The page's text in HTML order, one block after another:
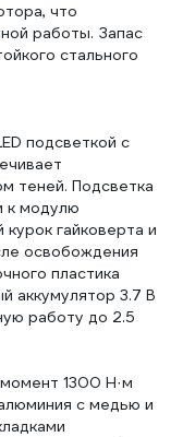
что
работы. Запас
стального
подсветкой с
теней. Подсветка
к модулю
гайковерта и
освобождения
пластика
аккумулятор 3.7 В
работу до 2.5
1300 Н·м
с медью и